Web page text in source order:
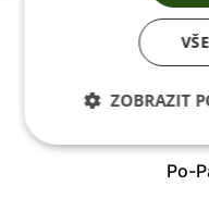
Po-
ZOBRAZIT